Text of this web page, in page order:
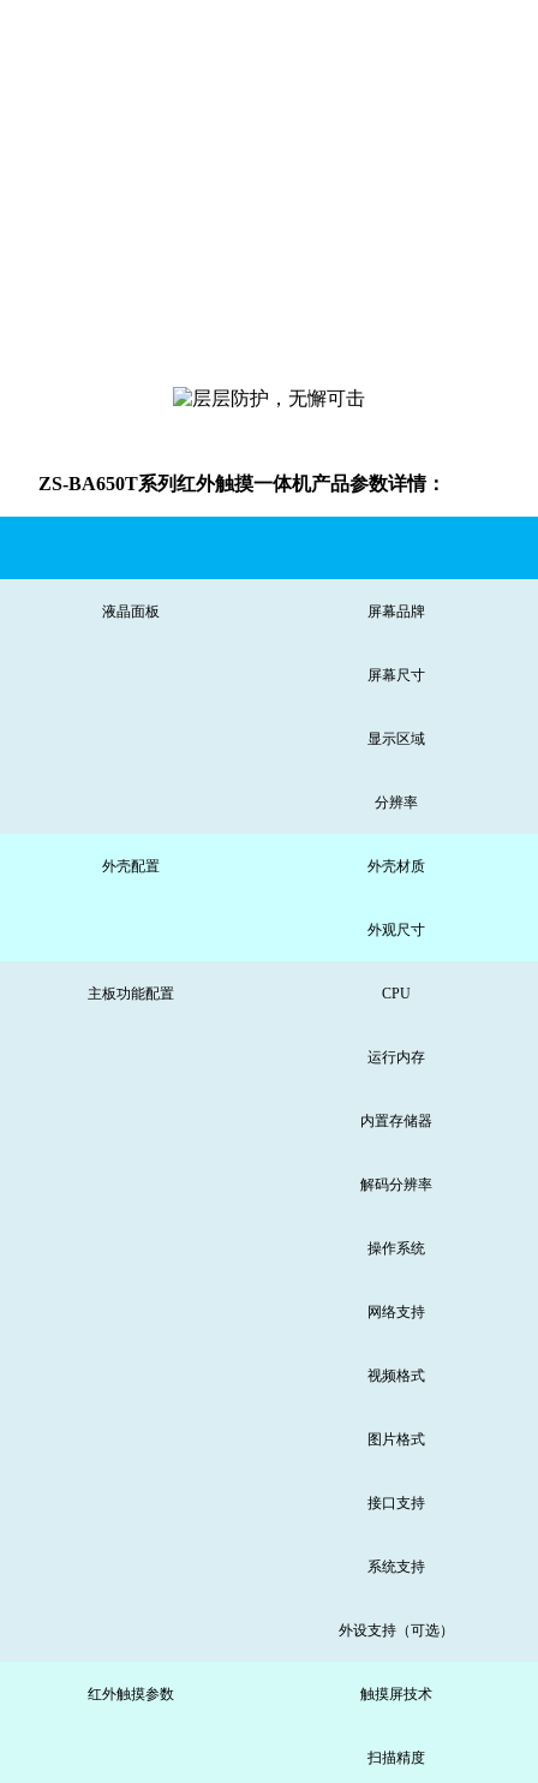
ZS-BA650T系列红外触摸一体机产品参数详情：
液晶面板 屏幕品牌
屏幕尺寸
显示区域
分辨率
外壳配置 外壳材质
外观尺寸
主板功能配置 CPU
运行内存
内置存储器
解码分辨率
操作系统
网络支持
视频格式
图片格式
接口支持
系统支持
外设支持（可选）
红外触摸参数 触摸屏技术
扫描精度